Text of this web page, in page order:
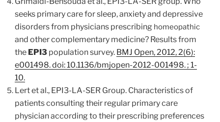
seeks primary care for sleep, anxiety and depressive
disorders from physicians prescribing homeopathic
and other complementary medicine? Results from
the EPI3 population survey. BMJ Open, 2012, 2(6):
e001498. doi: 10.1136/bmjopen-2012-001498. ; 1-
10.
Lert et al., EPI3-LA-SER Group. Characteristics of
patients consulting their regular primary care
physician according to their prescribing preferences